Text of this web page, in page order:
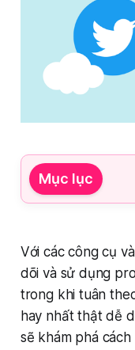
Mục lục
Với các công cụ
dõi và sử dụng
trong khi tuân
hay nhất thật dễ
sẽ khám phá